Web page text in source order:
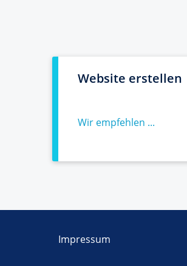
Website erstellen
Wir empfehlen ...
Impressum